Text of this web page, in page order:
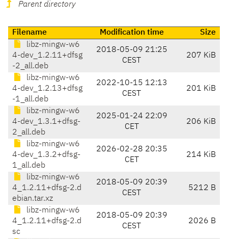
Parent directory
Filename Modification time
Size
libz-mingw-w6
4-dev_1.2.11+dfsg
-2_all.deb
2018-05-09 21:25
CEST
207 KiB
libz-mingw-w6
4-dev_1.2.13+dfsg
-1_all.deb
2022-10-15 12:13
CEST
201 KiB
libz-mingw-w6
4-dev_1.3.1+dfsg-
2_all.deb
2025-01-24 22:09
CET
206 KiB
libz-mingw-w6
4-dev_1.3.2+dfsg-
1_all.deb
2026-02-28 20:35
CET
214 KiB
libz-mingw-w6
4_1.2.11+dfsg-2.d
ebian.tar.xz
2018-05-09 20:39
CEST
5212 B
libz-mingw-w6
4_1.2.11+dfsg-2.d
sc
2018-05-09 20:39
CEST
2026 B